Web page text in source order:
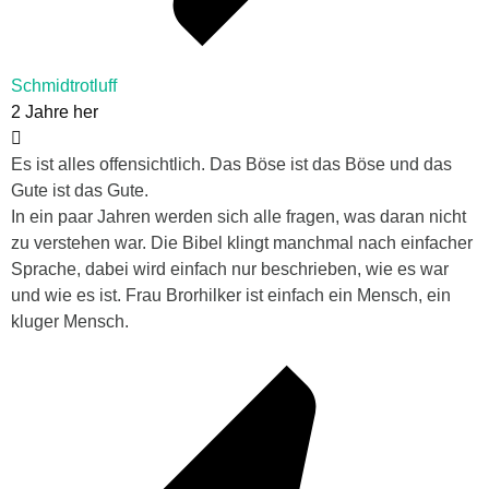
Schmidtrotluff
2 Jahre her
Es ist alles offensichtlich. Das Böse ist das Böse und das
Gute ist das Gute.
In ein paar Jahren werden sich alle fragen, was daran nicht
zu verstehen war. Die Bibel klingt manchmal nach einfacher
Sprache, dabei wird einfach nur beschrieben, wie es war
und wie es ist. Frau Brorhilker ist einfach ein Mensch, ein
kluger Mensch.